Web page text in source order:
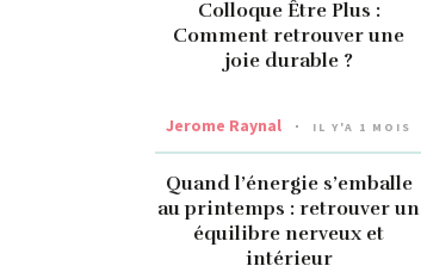
Colloque Être Plus :
Comment retrouver une
joie durable ?
Jerome Raynal IL Y'A 1 MOIS
Quand l’énergie s’emballe
au printemps : retrouver un
équilibre nerveux et
intérieur